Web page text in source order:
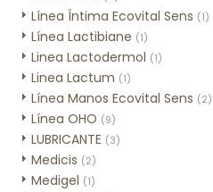
Línea Íntima Ecovital Sens (1)
Línea Lactibiane (1)
Linea Lactodermol (1)
Linea Lactum (1)
Línea Manos Ecovital Sens (2)
Línea OHO (9)
LUBRICANTE (3)
Medicis (2)
Medigel (1)